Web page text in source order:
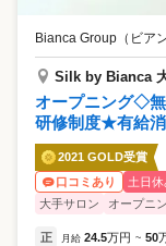
Bianca Group（ビア
Silk by Bianca
オープニング◇
研修制度★有給
2021 GOLD受賞
口コミあり
土日休
大手サロン
オープニ
正 月給 24.5万円 ~ 50